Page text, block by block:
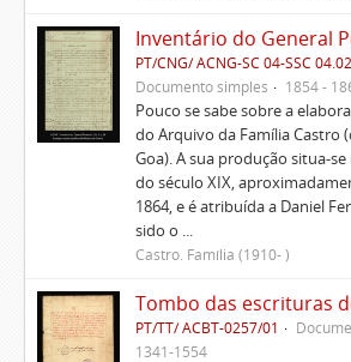
Inventário do General
PT/CNG/ ACNG-SC 04-SSC
Documento simples
1854 -
Pouco se sabe sobre a
do Arquivo da Família Castro
Goa). A sua produção situa-
do século XIX,
1864, e é atribuída a Daniel
sido o ...
Castro. Família (1910- )
PT/TT/ ACBT-0257/01
1341-1554